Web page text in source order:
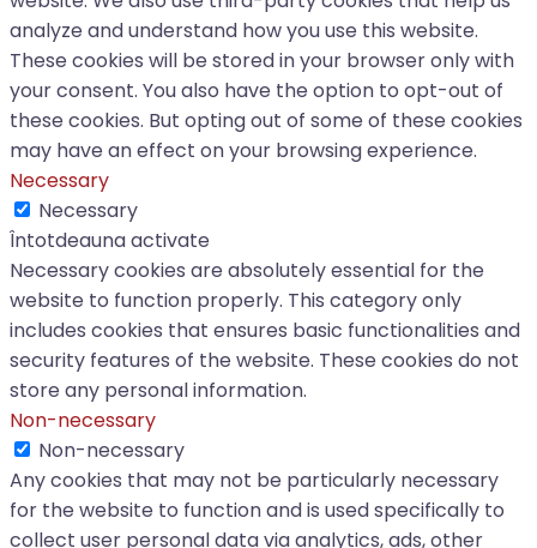
analyze and understand how you use this website.
These cookies will be stored in your browser only with
your consent. You also have the option to opt-out of
these cookies. But opting out of some of these cookies
may have an effect on your browsing experience.
Necessary
Necessary
Întotdeauna activate
Necessary cookies are absolutely essential for the
website to function properly. This category only
includes cookies that ensures basic functionalities and
security features of the website. These cookies do not
store any personal information.
Non-necessary
Non-necessary
Any cookies that may not be particularly necessary
for the website to function and is used specifically to
collect user personal data via analytics, ads, other